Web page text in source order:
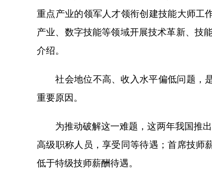
重点产业的领军人才领衔创建技能大师工
产业、数字技能等领域开展技术革新、技
介绍。
社会地位不高、收入水平偏低问题，是
重要原因。
为推动破解这一难题，这两年我国推出
高级职称人员，享受同等待遇；首席技师
低于特级技师薪酬待遇。